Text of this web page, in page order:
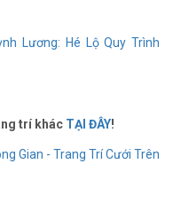
Lương: Hé Lộ Quy Trình
trí khác TẠI ĐÂY!
Gian - Trang Trí Cưới Trên